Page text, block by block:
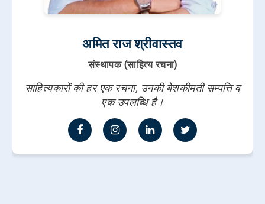
अमित राज श्रीवास्तव
संस्थापक (साहित्य रचना)
साहित्यकारों की हर एक रचना, उनकी बेशकीमती सम्पत्ति व
एक उपलब्धि है।